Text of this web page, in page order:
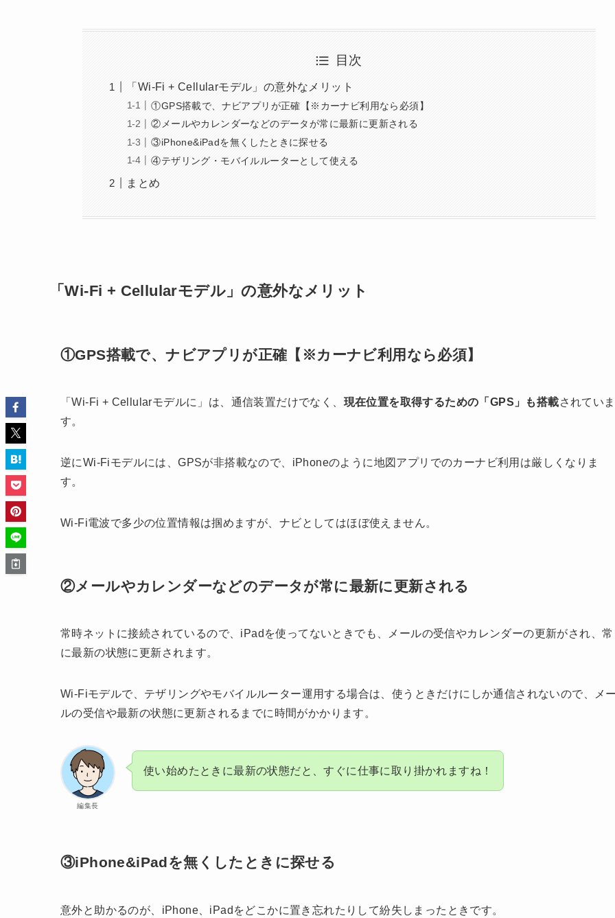
目次
「Wi-Fi + Cellularモデル」の意外なメリット
①GPS搭載で、ナビアプリが正確【※カーナビ利用なら必須】
②メールやカレンダーなどのデータが常に最新に更新される
③iPhone&iPadを無くしたときに探せる
④テザリング・モバイルルーターとして使える
まとめ
「Wi-Fi + Cellularモデル」の意外なメリット
①GPS搭載で、ナビアプリが正確【※カーナビ利用なら必須】
「Wi-Fi + Cellularモデルに」は、通信装置だけでなく、 現在位置を取得するための「GPS」も搭載されていま
す。
逆にWi-Fiモデルには、GPSが非搭載なので、iPhoneのように地図アプリでのカーナビ利用は厳しくなりま
す。
Wi-Fi電波で多少の位置情報は掴めますが、ナビとしてはほぼ使えません。
②メールやカレンダーなどのデータが常に最新に更新される
常時ネットに接続されているので、iPadを使ってないときでも、メールの受信やカレンダーの更新がされ、常
に最新の状態に更新されます。
Wi-Fiモデルで、テザリングやモバイルルーター運用する場合は、使うときだけにしか通信されないので、メ
ルの受信や最新の状態に更新されるまでに時間がかかります。
編集長
使い始めたときに最新の状態だと、すぐに仕事に取り掛かれますね！
③iPhone&iPadを無くしたときに探せる
意外と助かるのが、iPhone、iPadをどこかに置き忘れたりして紛失しまったときです。